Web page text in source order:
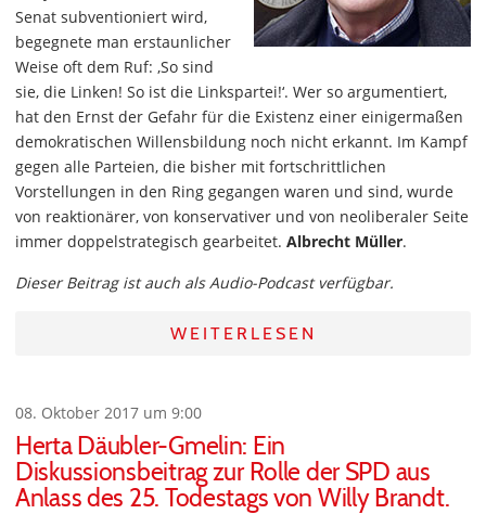
Senat subventioniert wird,
begegnete man erstaunlicher
Weise oft dem Ruf: ‚So sind
sie, die Linken! So ist die Linkspartei!‘. Wer so argumentiert,
hat den Ernst der Gefahr für die Existenz einer einigermaßen
demokratischen Willensbildung noch nicht erkannt. Im Kampf
gegen alle Parteien, die bisher mit fortschrittlichen
Vorstellungen in den Ring gegangen waren und sind, wurde
von reaktionärer, von konservativer und von neoliberaler Seite
immer doppelstrategisch gearbeitet. Albrecht Müller.
Dieser Beitrag ist auch als Audio-Podcast verfügbar.
WEITERLESEN
08. Oktober 2017 um 9:00
Herta Däubler-Gmelin: Ein
Diskussionsbeitrag zur Rolle der SPD aus
Anlass des 25. Todestags von Willy Brandt.